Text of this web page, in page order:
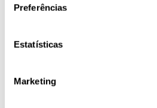
Preferências
Estatísticas
Marketing